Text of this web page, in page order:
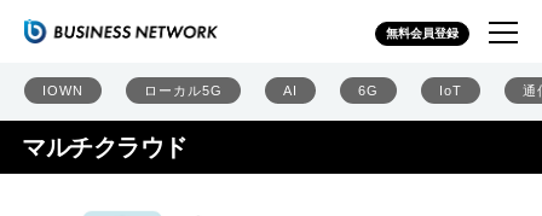
無料会員登録
IOWN ローカル5G AI 6G IoT 通
マルチクラウド